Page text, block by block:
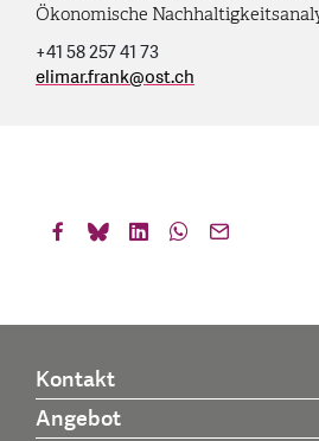
Ökonomische
+41 58 257 41 73
elimar.frank@ost.ch
Kontakt
Angebot